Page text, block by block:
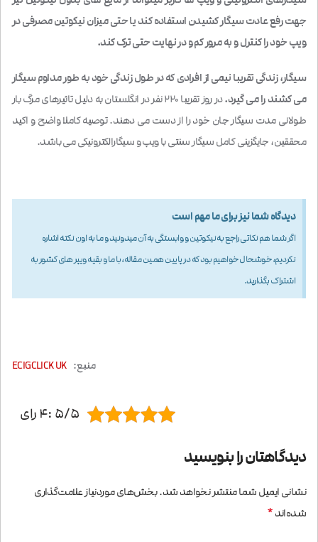
جهت رفع عادت سیگار کشیدن استفاده کند یا حتی میزان نیکوتین مصرفی در
ویپ خود را کنترل و به مرور کم و در نهایت حتی ترک کند.
سیگار، زندگی تقریبا نیمی از افرادی که در طول زندگی خود به طور مداوم سیگار
می کشند را می گیرد.
در روز تقریبا 220 نفر در انگلستان به دلیل تاثیرهای مرگ بار
طولانی مدت سیگار جان خود را از دست می دهند. توصیه کاملا واضح و اکید
محققین، جایگزینی کامل سیگار سنتی با ویپ و سیگارالکترونیکی می باشد.
دیدگاه شما نیز برای ما مهم است
اگر شما هم نکاتی راجع به نیکوتین و وابستگی به آن میدونید و ما به اون نکته اشاره
نکردیم، خوشحال خواهیم بود که در پایین همین مقاله، با ما و بقیه ویپر های کشور به
اشتراک بگذارید.
منبع:ECIGCLICK UK
5/5 :4 رای
دیدگاهتان را بنویسید
نشانی ایمیل شما منتشر نخواهد شد.بخش‌های موردنیاز علامت‌گذاری
شده‌اند*